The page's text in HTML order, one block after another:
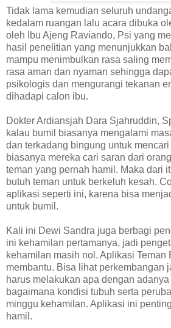
Tidak lama kemudian seluruh
kedalam ruangan lalu acara dibuka
oleh Ibu Ajeng Raviando, Psi yang
hasil penelitian yang menunjukkan
mampu menimbulkan rasa saling
rasa aman dan nyaman sehingga
psikologis dan mengurangi tekanan
dihadapi calon ibu.
Dokter Ardiansjah Dara Sjahruddin,
kalau bumil biasanya mengalami
dan terkadang bingung untuk
biasanya mereka cari saran dari
teman yang pernah hamil. Maka dari
butuh teman untuk berkeluh kesah.
aplikasi seperti ini, karena bisa
untuk bumil.
Kali ini Dewi Sandra juga berbagi
ini kehamilan pertamanya, jadi
kehamilan masih nol. Aplikasi Teman
membantu. Bisa lihat perkembangan
harus melakukan apa dengan
bagaimana kondisi tubuh serta
minggu kehamilan. Aplikasi ini
hamil.